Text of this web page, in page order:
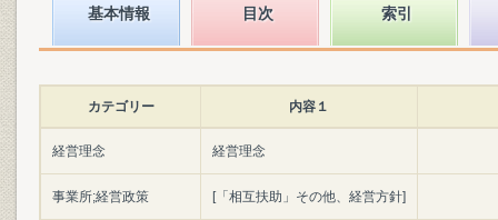
基本情報 目次 索引
カテゴリー 内容１
経営理念 経営理念
事業所;経営政策 [「相互扶助」その他、経営方針]